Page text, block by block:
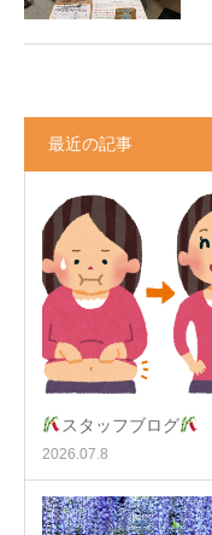
最近の記事
スタッフブログ
2026.07.8